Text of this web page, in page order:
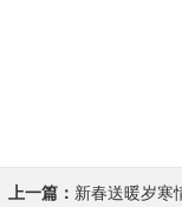
上一篇： 新春送暖岁